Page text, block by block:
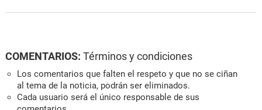
COMENTARIOS: Términos y condiciones
Los comentarios que falten el respeto y que no se ciñan
al tema de la noticia, podrán ser eliminados.
Cada usuario será el único responsable de sus